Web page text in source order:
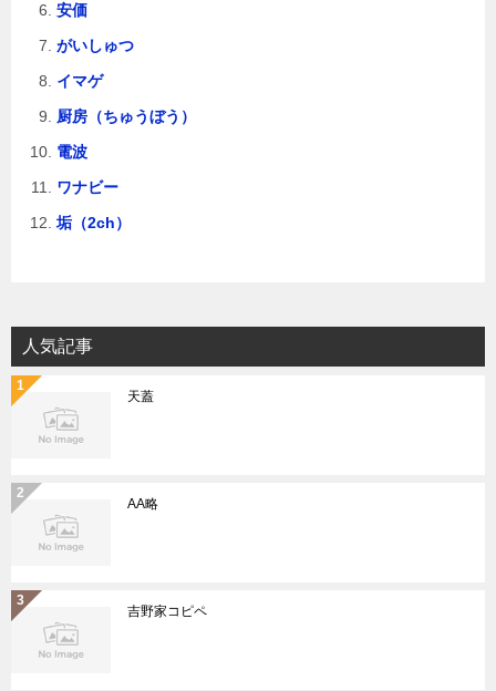
安価
がいしゅつ
イマゲ
厨房（ちゅうぼう）
電波
ワナビー
垢（2ch）
人気記事
天蓋
AA略
吉野家コピペ